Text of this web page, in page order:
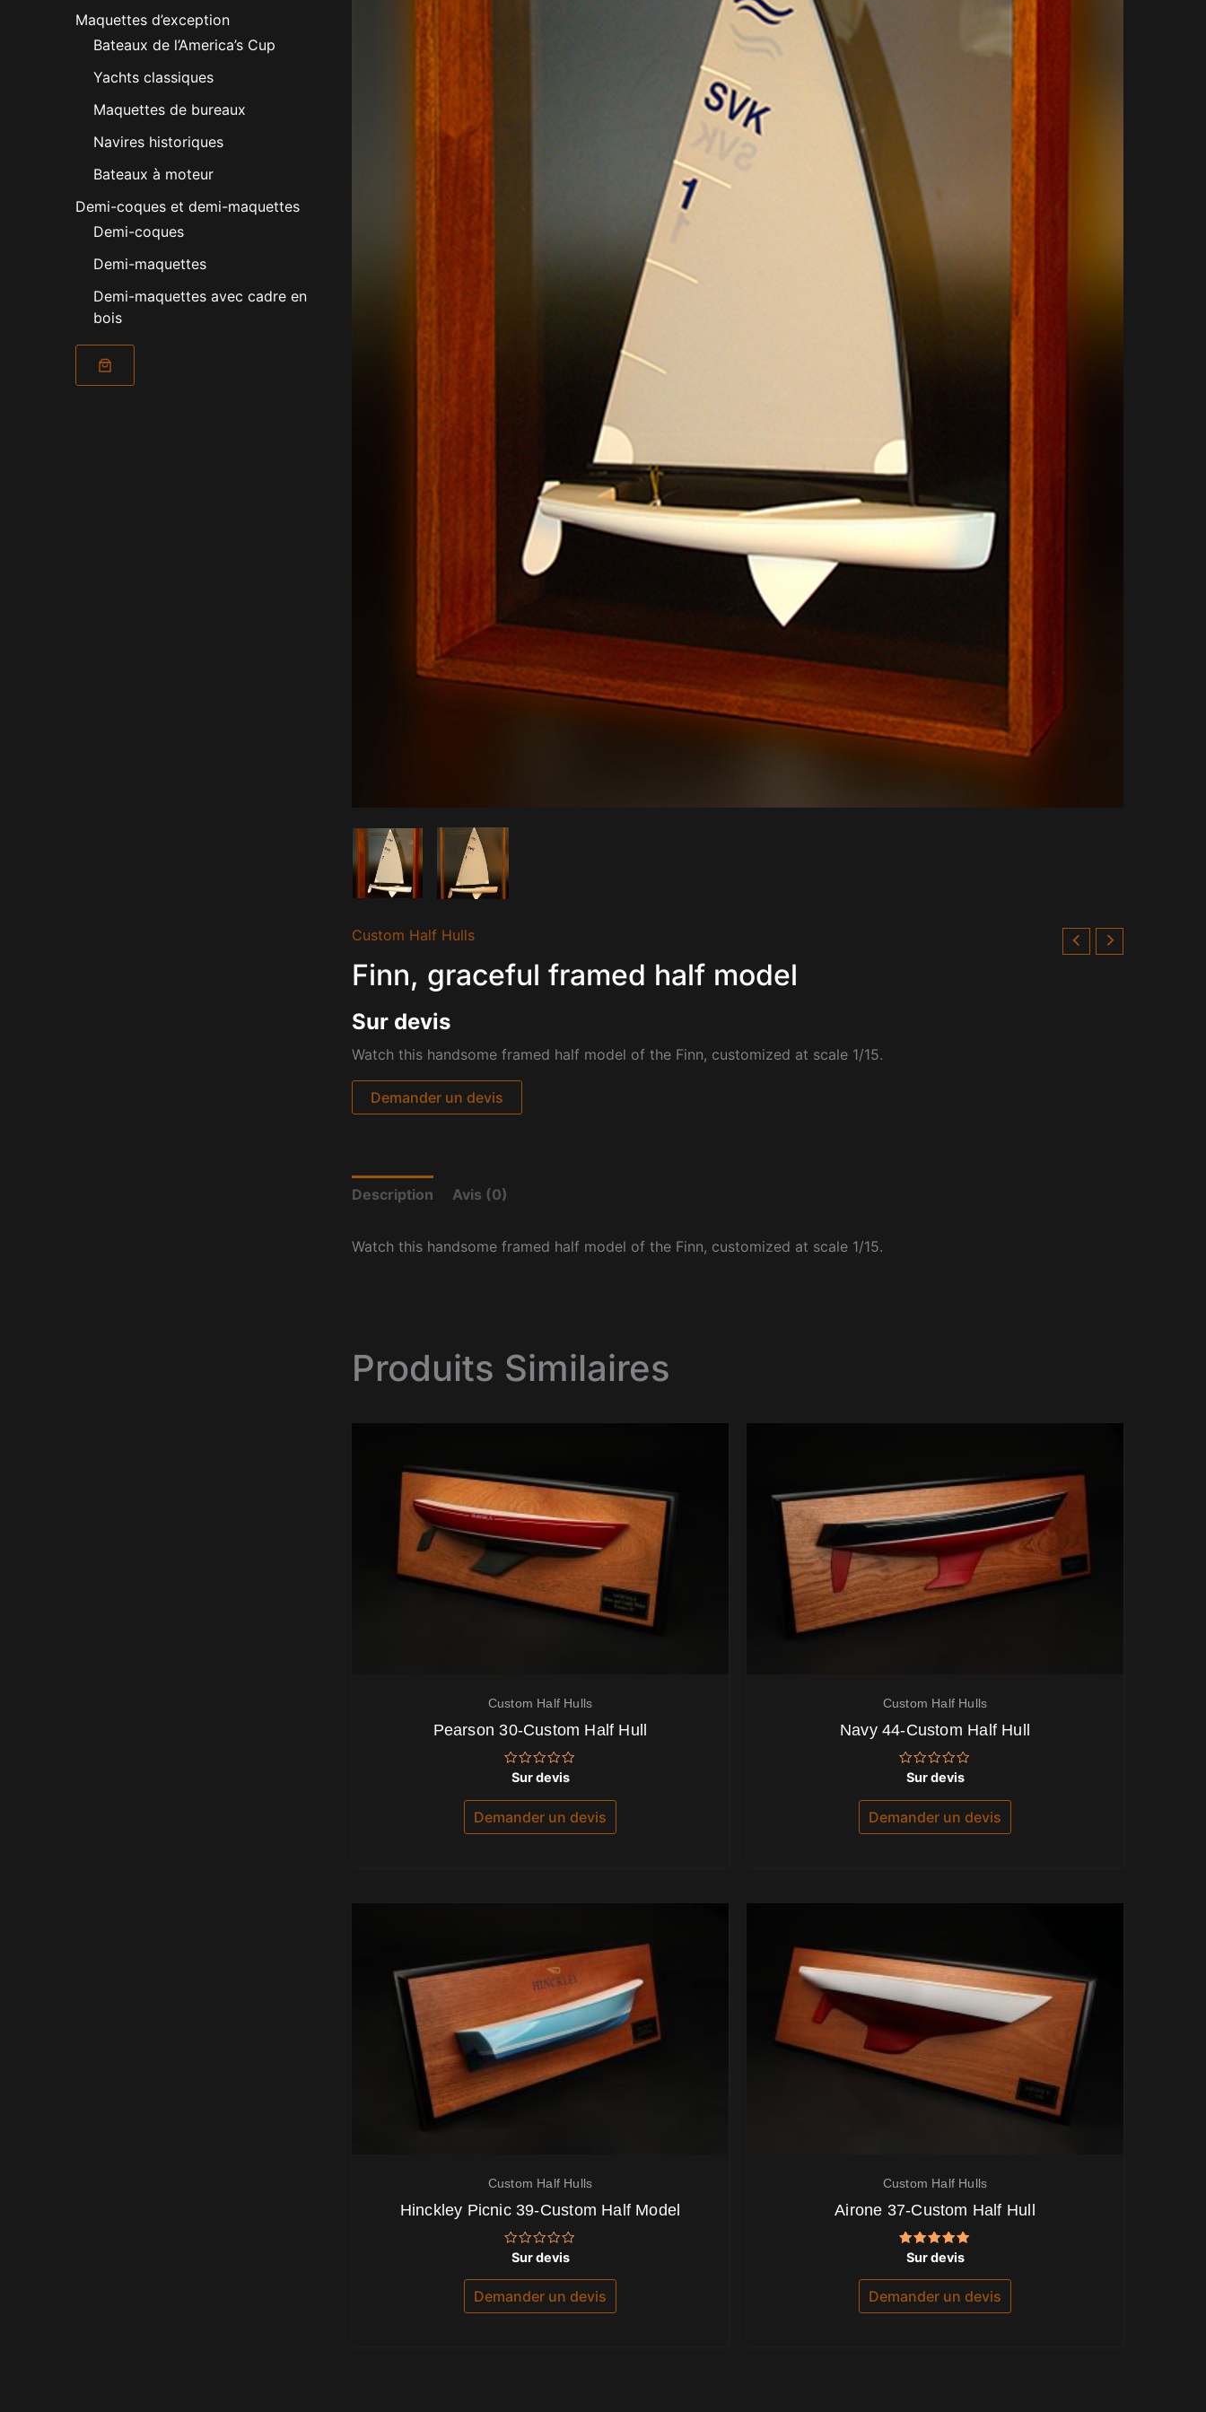
Maquettes d’exception
Bateaux de l’America’s Cup
Yachts classiques
Maquettes de bureaux
Navires historiques
Bateaux à moteur
Demi-coques et demi-maquettes
Demi-coques
Demi-maquettes
Demi-maquettes avec cadre en
bois
Custom Half Hulls
Finn, graceful framed half model
Sur devis
Watch this handsome framed half model of the Finn, customized at scale 1/15.
Demander un devis
Description Avis (0)
Watch this handsome framed half model of the Finn, customized at scale 1/15.
Produits Similaires
Custom Half Hulls
Pearson 30-Custom Half Hull
Note
sur
Sur devis
Demander un devis
Custom Half Hulls
Navy 44-Custom Half Hull
Note
sur
Sur devis
Demander un devis
Custom Half Hulls
Hinckley Picnic 39-Custom Half Model
Note
sur
Sur devis
Demander un devis
Custom Half Hulls
Airone 37-Custom Half Hull
Note
5.00
sur 5
Sur devis
Demander un devis